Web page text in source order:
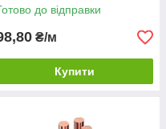
до відправки
₴/м
Купити